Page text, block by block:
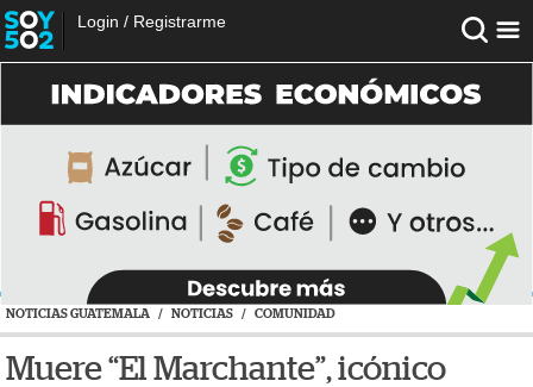
Login / Registrarme
NOTICIAS GUATEMALA / NOTICIAS / COMUNIDAD
Muere “El Marchante”, icónico